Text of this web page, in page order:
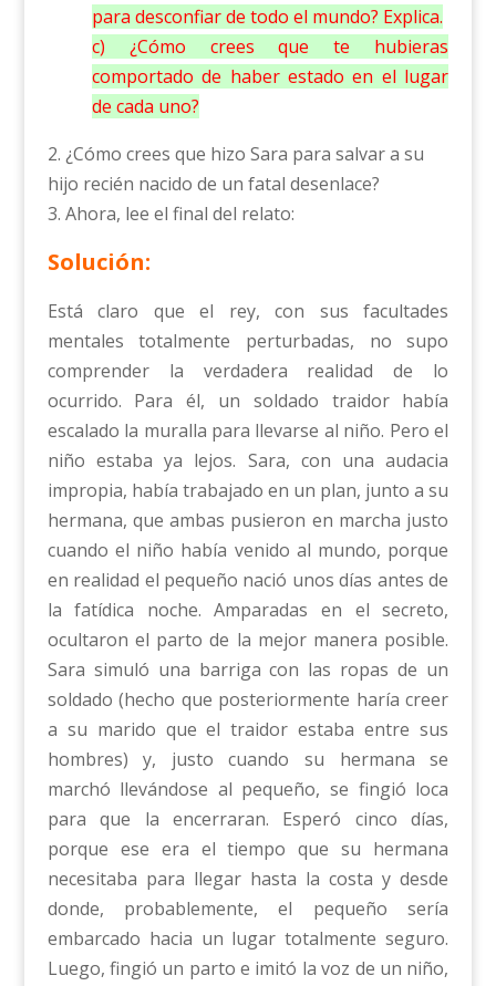
para desconfiar de todo el mundo? Explica.
c) ¿Cómo crees que te hubieras
comportado de haber estado en el lugar
de cada uno?
2. ¿Cómo crees que hizo Sara para salvar a su
hijo recién nacido de un fatal desenlace?
3. Ahora, lee el final del relato:
Solución:
Está claro que el rey, con sus facultades
mentales totalmente perturbadas, no supo
comprender la verdadera realidad de lo
ocurrido. Para él, un soldado traidor había
escalado la muralla para llevarse al niño. Pero el
niño estaba ya lejos. Sara, con una audacia
impropia, había trabajado en un plan, junto a su
hermana, que ambas pusieron en marcha justo
cuando el niño había venido al mundo, porque
en realidad el pequeño nació unos días antes de
la fatídica noche. Amparadas en el secreto,
ocultaron el parto de la mejor manera posible.
Sara simuló una barriga con las ropas de un
soldado (hecho que posteriormente haría creer
a su marido que el traidor estaba entre sus
hombres) y, justo cuando su hermana se
marchó llevándose al pequeño, se fingió loca
para que la encerraran. Esperó cinco días,
porque ese era el tiempo que su hermana
necesitaba para llegar hasta la costa y desde
donde, probablemente, el pequeño sería
embarcado hacia un lugar totalmente seguro.
Luego, fingió un parto e imitó la voz de un niño,